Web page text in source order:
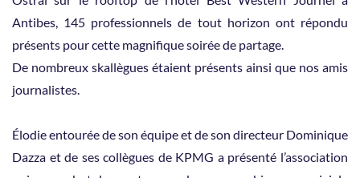
Antibes, 145 professionnels de tout horizon ont répondu
présents pour cette magnifique soirée de partage.
De nombreux skallègues étaient présents ainsi que nos amis
journalistes.
Élodie entourée de son équipe et de son directeur Dominique
Dazza et de ses collègues de KPMG a présenté l’association